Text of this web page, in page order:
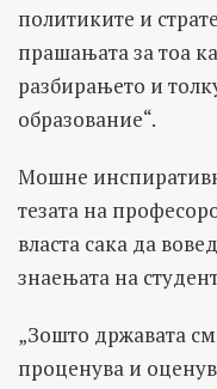
политиките и
прашањата за тоа
разбирањето и
образование“.
Мошне
тезата на
власта сака да
знаењата на
„Зошто државата
проценува и